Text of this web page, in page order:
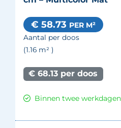
€ 58.73 PER M²
Aantal per doos
(1.16 m² )
€ 68.13 per doos
Binnen twee